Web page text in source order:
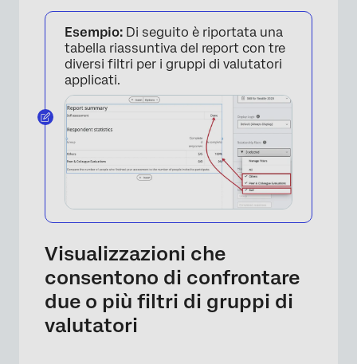
×
Esempio: Di seguito è riportata una
tabella riassuntiva del report con tre
diversi filtri per i gruppi di valutatori
applicati.
Visualizzazioni che
consentono di confrontare
due o più filtri di gruppi di
valutatori